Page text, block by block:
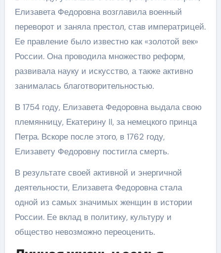
Елизавета Федоровна возглавила военный
переворот и заняла престол, став императрицей.
Ее правление было известно как «золотой век»
России. Она проводила множество реформ,
развивала науку и искусство, а также активно
занималась благотворительностью.
В 1754 году, Елизавета Федоровна выдала свою
племянницу, Екатерину II, за немецкого принца
Петра. Вскоре после этого, в 1762 году,
Елизавету Федоровну постигла смерть.
В результате своей активной и энергичной
деятельности, Елизавета Федоровна стала
одной из самых значимых женщин в истории
России. Ее вклад в политику, культуру и
общество невозможно переоценить.